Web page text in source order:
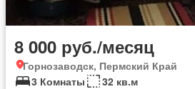
8 000 руб./месяц
Горнозаводск, Пермский Край
3 Комнаты
32 кв.м